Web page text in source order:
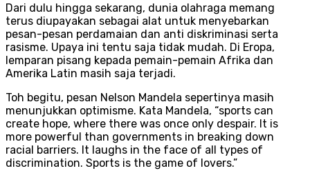
Dari dulu hingga sekarang, dunia olahraga memang
terus diupayakan sebagai alat untuk menyebarkan
pesan-pesan perdamaian dan anti diskriminasi serta
rasisme. Upaya ini tentu saja tidak mudah. Di Eropa,
lemparan pisang kepada pemain-pemain Afrika dan
Amerika Latin masih saja terjadi.
Toh begitu, pesan Nelson Mandela sepertinya masih
menunjukkan optimisme. Kata Mandela, “sports can
create hope, where there was once only despair. It is
more powerful than governments in breaking down
racial barriers. It laughs in the face of all types of
discrimination. Sports is the game of lovers.”